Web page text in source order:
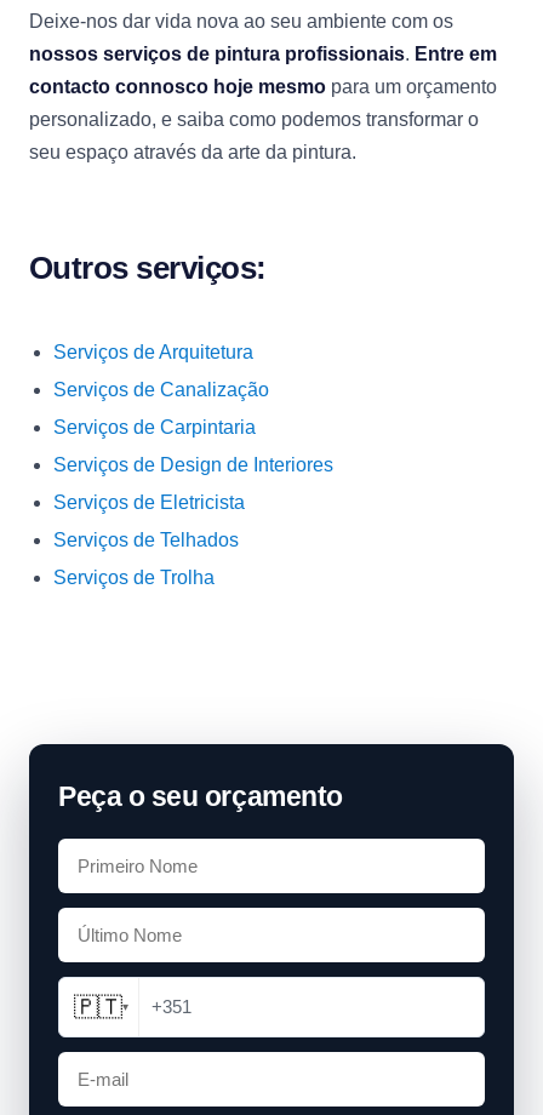
Deixe-nos dar vida nova ao seu ambiente com os
nossos serviços de pintura profissionais. Entre em
contacto connosco hoje mesmo para um orçamento
personalizado, e saiba como podemos transformar o
seu espaço através da arte da pintura.
Outros serviços:
Serviços de Arquitetura
Serviços de Canalização
Serviços de Carpintaria
Serviços de Design de Interiores
Serviços de Eletricista
Serviços de Telhados
Serviços de Trolha
Peça o seu orçamento
🇵🇹▾ +351